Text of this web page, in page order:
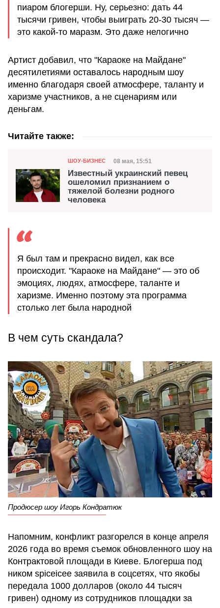
пиаром блогерши. Ну, серьезно: дать 44
тысячи гривен, чтобы выиграть 20-30 тысяч —
это какой-то маразм. Это даже нелогично
Артист добавил, что "Караоке на Майдане"
десятилетиями оставалось народным шоу
именно благодаря своей атмосфере, таланту и
харизме участников, а не сценариям или
деньгам.
Читайте также:
Категория
ШОУ-БИЗНЕС Дата публикации
08 мая, 15:51
Известный украинский певец
ошеломил признанием о
тяжелой болезни родного
человека
Я был там и прекрасно видел, как все
происходит. "Караоке на Майдане" — это об
эмоциях, людях, атмосфере, таланте и
харизме. Именно поэтому эта программа
столько лет была народной
В чем суть скандала?
Продюсер шоу Игорь Кондратюк
Напомним, конфликт разгорелся в конце апреля
2026 года во время съемок обновленного шоу на
Контрактовой площади в Киеве. Блогерша под
ником spiceicee заявила в соцсетях, что якобы
передала 1000 долларов (около 44 тысяч
гривен) одному из сотрудников площадки за